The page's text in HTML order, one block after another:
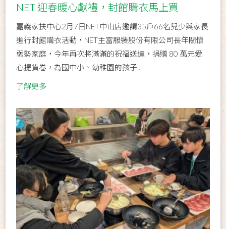
NET 迎春暖心獻禮，封館購衣馬上買
嘉義家扶中心2月7日NET中山店邀請35戶66名兒少與家長
進行封館購衣活動，NET主富服裝股份有限公司長年關懷
弱勢家庭，今年再次將滿滿的祝福送達，捐贈 80 萬元愛
心提貨卷，為國中小、幼稚園的孩子...
了解更多